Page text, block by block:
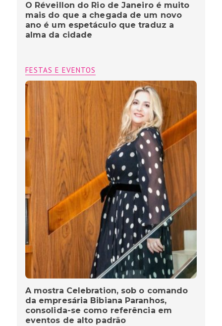
O Réveillon do Rio de Janeiro é muito
mais do que a chegada de um novo
ano é um espetáculo que traduz a
alma da cidade
FESTAS E EVENTOS
A mostra Celebration, sob o comando
da empresária Bibiana Paranhos,
consolida-se como referência em
eventos de alto padrão